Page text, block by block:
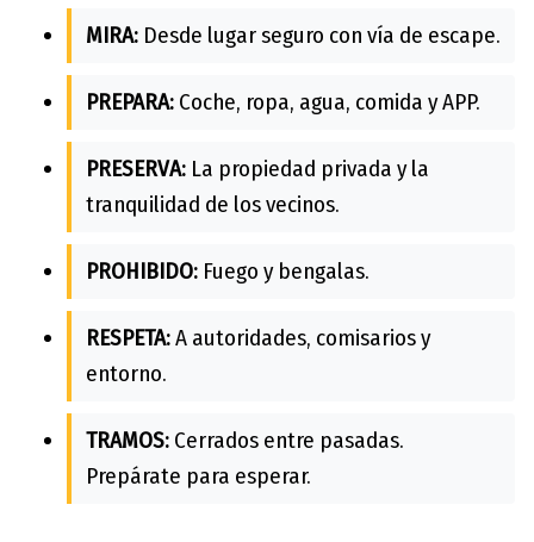
MIRA: Desde lugar seguro con vía de escape.
PREPARA: Coche, ropa, agua, comida y APP.
PRESERVA: La propiedad privada y la
tranquilidad de los vecinos.
PROHIBIDO: Fuego y bengalas.
RESPETA:A autoridades, comisarios y
entorno.
TRAMOS: Cerrados entre pasadas.
Prepárate para esperar.